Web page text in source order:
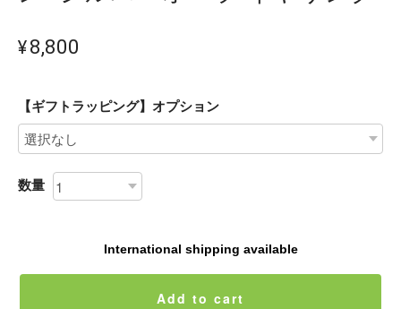
¥8,800
【ギフトラッピング】オプション
数量
International shipping available
Add to cart